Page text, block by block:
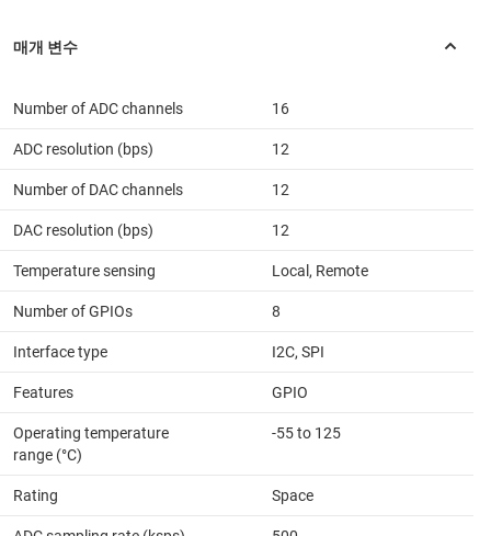
Number of ADC channels 16
ADC resolution (bps) 12
Number of DAC channels 12
DAC resolution (bps) 12
Temperature sensing Local, Remote
Number of GPIOs 8
Interface type I2C, SPI
Features GPIO
Operating temperature
range (°C)
-55 to 125
Rating Space